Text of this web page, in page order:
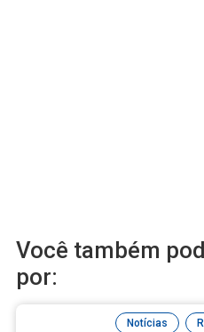
Você também
por:
Notícias ,